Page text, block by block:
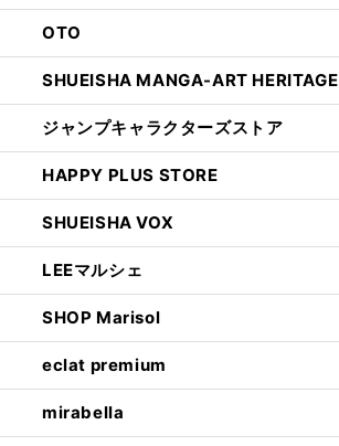
OTO
SHUEISHA MANGA-ART HERITAGE
ジャンプキャラクターズストア
HAPPY PLUS STORE
SHUEISHA VOX
LEEマルシェ
SHOP Marisol
eclat premium
mirabella